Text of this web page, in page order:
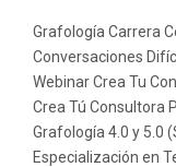
Grafología Carrera
Conversaciones
Webinar Crea Tu
Crea Tú Consultora
Grafología 4.0 y 5.0
Especialización en